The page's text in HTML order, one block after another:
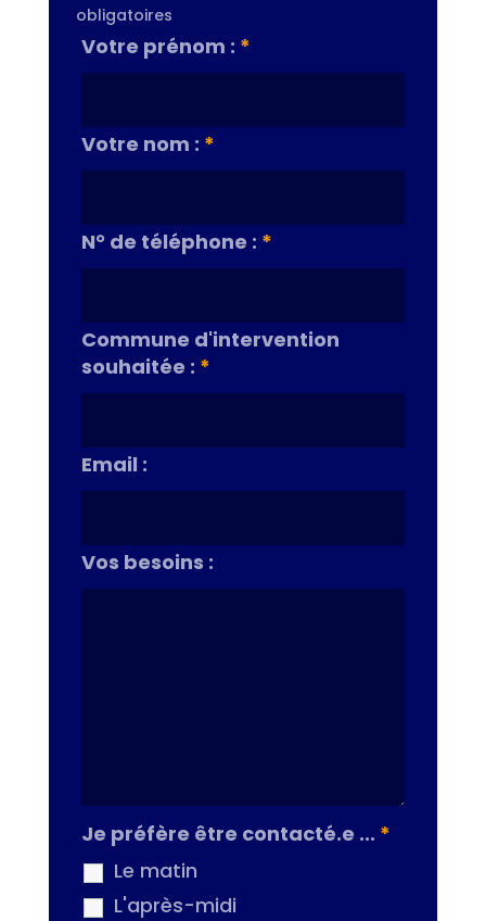
obligatoires
Votre prénom : *
Votre nom : *
N° de téléphone : *
Commune d'intervention
souhaitée : *
Email :
Vos besoins :
Je préfère être contacté.e ... *
Le matin
L'après-midi